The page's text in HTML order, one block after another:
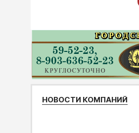
НОВОСТИ КОМПАНИЙ